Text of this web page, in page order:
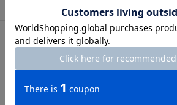
スタッフコメント
スタッフコメント